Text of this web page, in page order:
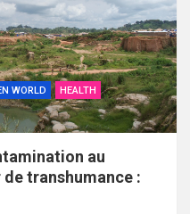
WORLD
HEALTH
au
transhumance :